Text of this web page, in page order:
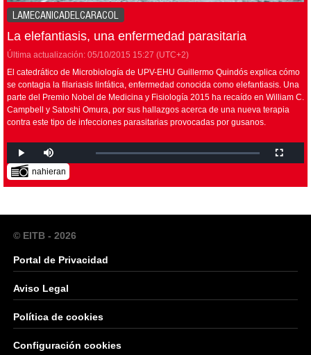
LAMECANICADELCARACOL
La elefantiasis, una enfermedad parasitaria
Última actualización: 05/10/2015 15:27 (UTC+2)
El catedrático de Microbiología de UPV-EHU Guillermo Quindós explica cómo
se contagia la filariasis linfática, enfermedad conocida como elefantiasis. Una
parte del Premio Nobel de Medicina y Fisiología 2015 ha recaído en William C.
Campbell y Satoshi Omura, por sus hallazgos acerca de una nueva terapia
contra este tipo de infecciones parasitarias provocadas por gusanos.
nahieran
© EITB - 2026
Portal de Privacidad
Aviso Legal
Política de cookies
Configuración cookies